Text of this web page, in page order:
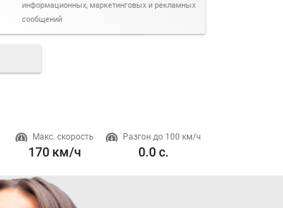
информационных, маркетинговых и рекламных
сообщений
Макс. скорость
170 км/ч
Разгон до 100 км/ч
0.0 с.